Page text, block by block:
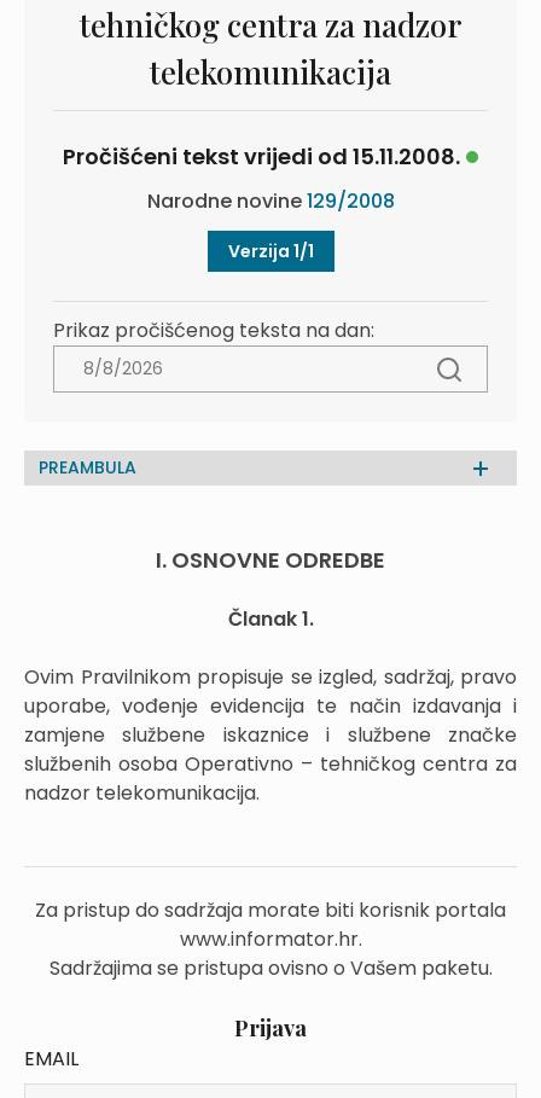
tehničkog centra za nadzor
telekomunikacija
Pročišćeni tekst vrijedi od 15.11.2008.
Narodne novine129/2008
Verzija 1/1
Prikaz pročišćenog teksta na dan:
PREAMBULA
I. OSNOVNE ODREDBE
Članak 1.
Ovim Pravilnikom propisuje se izgled, sadržaj, pravo
uporabe, vođenje evidencija te način izdavanja i
zamjene službene iskaznice i službene značke
službenih osoba Operativno – tehničkog centra za
nadzor telekomunikacija.
Za pristup do sadržaja morate biti korisnik portala
www.informator.hr.
Sadržajima se pristupa ovisno o Vašem paketu.
Prijava
EMAIL